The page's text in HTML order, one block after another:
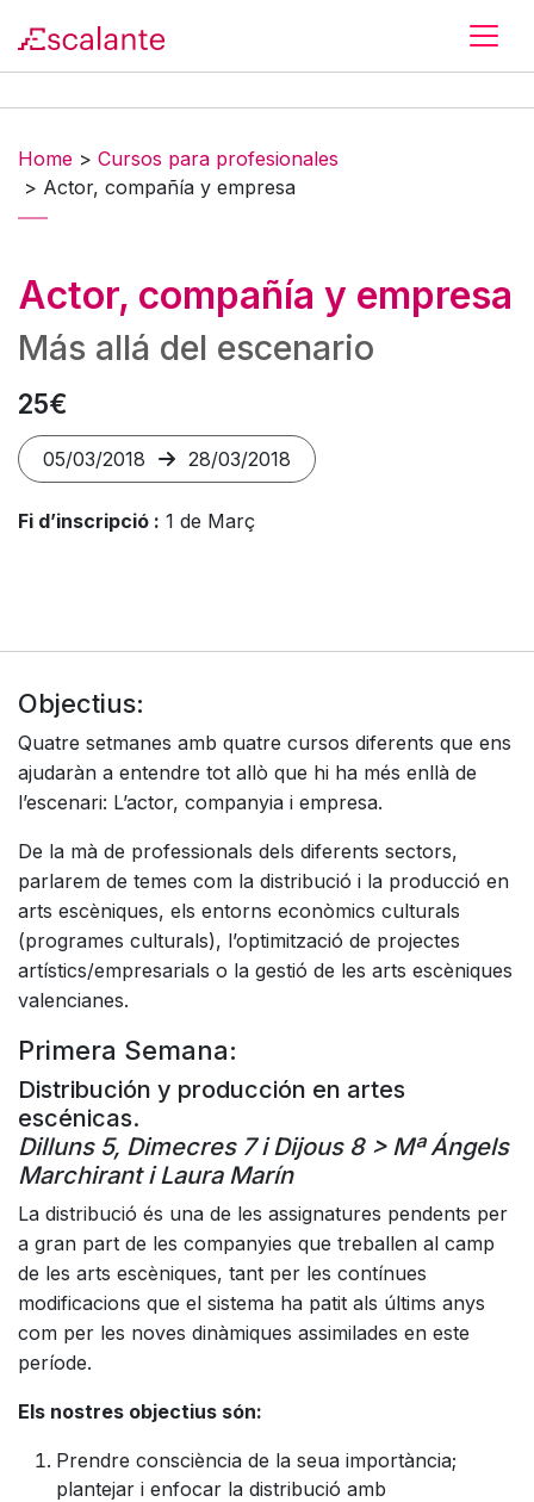
Home > Cursos para profesionales
> Actor, compañía y empresa
Actor, compañía y empresa
Más allá del escenario
25€
05/03/2018 28/03/2018
Fi d’inscripció : 1 de Març
Objectius:
Quatre setmanes amb quatre cursos diferents que ens
ajudaràn a entendre tot allò que hi ha més enllà de
l’escenari: L’actor, companyia i empresa.
De la mà de professionals dels diferents sectors,
parlarem de temes com la distribució i la producció en
arts escèniques, els entorns econòmics culturals
(programes culturals), l’optimització de projectes
artístics/empresarials o la gestió de les arts escèniques
valencianes.
Primera Semana:
Distribución y producción en artes
escénicas.
Dilluns 5, Dimecres 7 i Dijous 8 > Mª Ángels
Marchirant i Laura Marín
La distribució és una de les assignatures pendents per
a gran part de les companyies que treballen al camp
de les arts escèniques, tant per les contínues
modificacions que el sistema ha patit als últims anys
com per les noves dinàmiques assimilades en este
període.
Els nostres objectius són:
Prendre consciència de la seua importància;
plantejar i enfocar la distribució amb